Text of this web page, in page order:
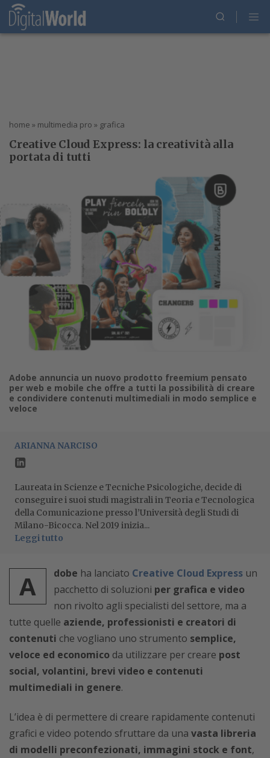
home » multimedia pro » grafica
Creative Cloud Express: la creatività alla
portata di tutti
Adobe annuncia un nuovo prodotto freemium pensato
per web e mobile che offre a tutti la possibilità di creare
e condividere contenuti multimediali in modo semplice e
veloce
ARIANNA NARCISO
Laureata in Scienze e Tecniche Psicologiche, decide di
conseguire i suoi studi magistrali in Teoria e Tecnologica
della Comunicazione presso l’Università degli Studi di
Milano-Bicocca. Nel 2019 inizia...
Leggi tutto
A dobe ha lanciato Creative Cloud Express un
pacchetto di soluzioni per grafica e video
non rivolto agli specialisti del settore, ma a
tutte quelle aziende, professionisti e creatori di
contenuti che vogliano uno strumento semplice,
veloce ed economico da utilizzare per creare post
social, volantini, brevi video e contenuti
multimediali in genere.
L’idea è di permettere di creare rapidamente contenuti
grafici e video potendo sfruttare da una vasta libreria
di modelli preconfezionati, immagini stock e font,